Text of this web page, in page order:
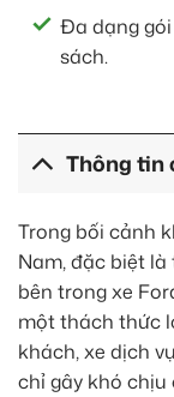
Đa dạng
sách.
Thông tin
Trong bối cảnh
Nam, đặc biệt là
bên trong xe
một thách thức
khách, xe dịch
chỉ gây khó